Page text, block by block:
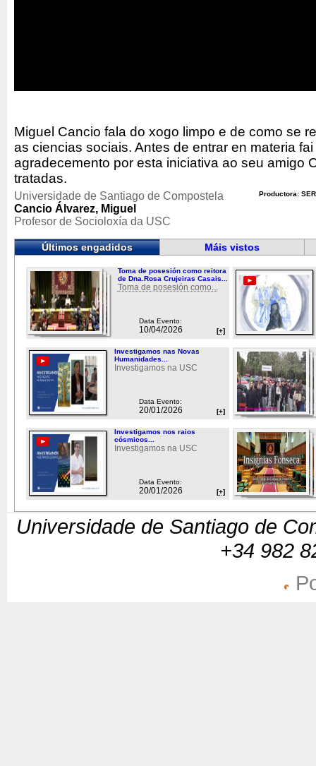
Miguel Cancio fala do xogo limpo e de como se
as ciencias sociais. Antes de entrar en materia
agradecemento por esta iniciativa ao seu amigo
tratadas.
Productora:
Universidade de Santiago de Compostela
Cancio Álvarez, Miguel
Profesor de Socioloxía da USC
Últimos engadidos Máis vistos
Toma de posesión como reitora
de Dna.Rosa Crujeiras Casais...
Toma de posesión como...
Data Evento:
10/04/2026 [+]
Investigamos nas Novas
Humanidades...
Investigamos na USC
Data Evento:
20/01/2026 [+]
Investigamos nos raios
cósmicos...
Investigamos na USC
Data Evento:
20/01/2026 [+]
Universidade de Santiago de
+34 982